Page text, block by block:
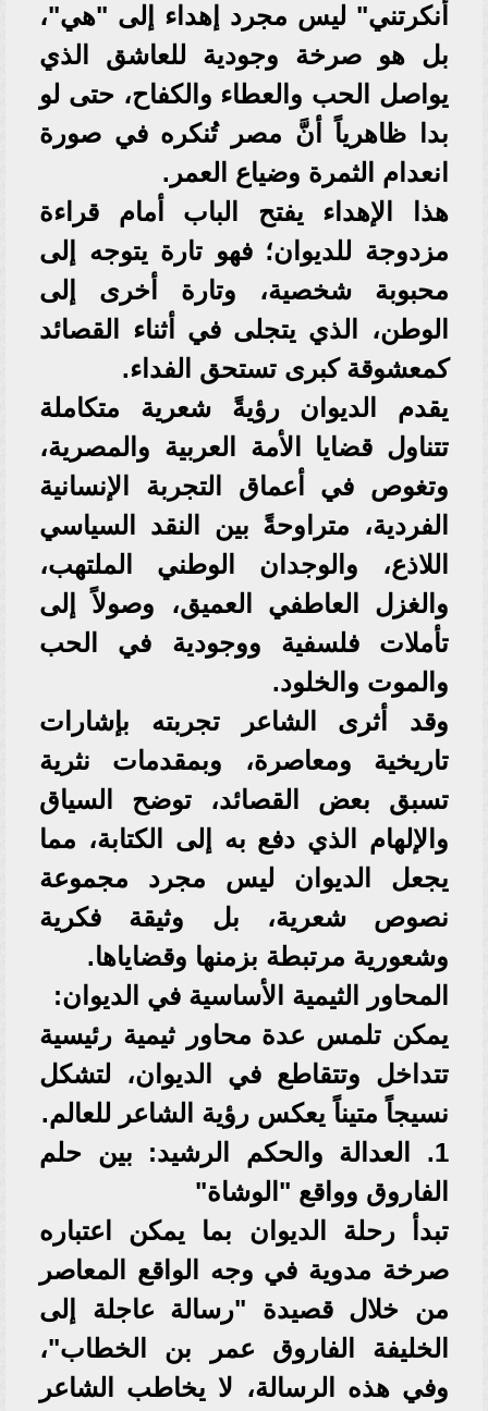
أنكرتني" ليس مجرد إهداء إلى "هي"،
بل هو صرخة وجودية للعاشق الذي
يواصل الحب والعطاء والكفاح، حتى لو
بدا ظاهرياً أنَّ مصر تُنكره في صورة
انعدام الثمرة وضياع العمر.
هذا الإهداء يفتح الباب أمام قراءة
مزدوجة للديوان؛ فهو تارة يتوجه إلى
محبوبة شخصية، وتارة أخرى إلى
الوطن، الذي يتجلى في أثناء القصائد
كمعشوقة كبرى تستحق الفداء.
يقدم الديوان رؤيةً شعرية متكاملة
تتناول قضايا الأمة العربية والمصرية،
وتغوص في أعماق التجربة الإنسانية
الفردية، متراوحةً بين النقد السياسي
اللاذع، والوجدان الوطني الملتهب،
والغزل العاطفي العميق، وصولاً إلى
تأملات فلسفية ووجودية في الحب
والموت والخلود.
وقد أثرى الشاعر تجربته بإشارات
تاريخية ومعاصرة، وبمقدمات نثرية
تسبق بعض القصائد، توضح السياق
والإلهام الذي دفع به إلى الكتابة، مما
يجعل الديوان ليس مجرد مجموعة
نصوص شعرية، بل وثيقة فكرية
وشعورية مرتبطة بزمنها وقضاياها.
المحاور الثيمية الأساسية في الديوان:
يمكن تلمس عدة محاور ثيمية رئيسية
تتداخل وتتقاطع في الديوان، لتشكل
نسيجاً متيناً يعكس رؤية الشاعر للعالم.
1. العدالة والحكم الرشيد: بين حلم
الفاروق وواقع "الوشاة"
تبدأ رحلة الديوان بما يمكن اعتباره
صرخة مدوية في وجه الواقع المعاصر
من خلال قصيدة "رسالة عاجلة إلى
الخليفة الفاروق عمر بن الخطاب"،
وفي هذه الرسالة، لا يخاطب الشاعر